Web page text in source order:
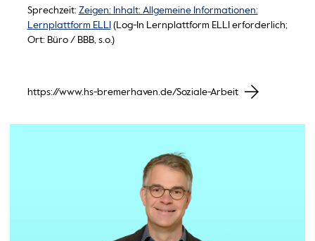
Sprechzeit: Zeigen: Inhalt: Allgemeine Informationen:
Lernplattform ELLI
(Log-In Lernplattform ELLI erforderlich;
Ort: Büro / BBB, s.o.)
https://www.hs-bremerhaven.de/Soziale-Arbeit